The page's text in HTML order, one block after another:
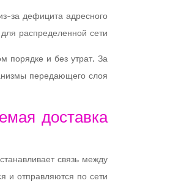
за дефицита адресного
распределенной сети.
порядке и без утрат. За
передающего слоя.
доставка
связь между
отправляются по сети.